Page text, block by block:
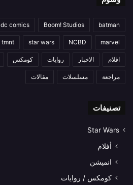
batman
Boom! Studios
dc comics
marvel
NCBD
star wars
tmnt
افلام الاخبار روايات كومكس
مراجعة مسلسلات مقالات
تصنيفات
Star Wars
أفلام
انميشن
كومكس / روايات